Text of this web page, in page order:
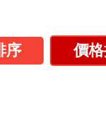
序 價